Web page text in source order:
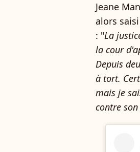
Jeane
alors
: "La
la cour
Depuis
à tort.
mais je
contre